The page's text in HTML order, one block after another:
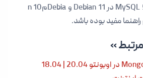
این برای نصب MySQL 5.7 در Debian 11 و Debiaمn 10
مفید بوده باشد.
»